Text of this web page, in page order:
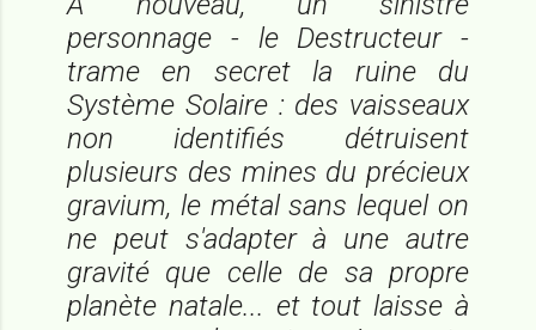
personnage - le Destructeur -
trame en secret la ruine du
Système Solaire : des vaisseaux
non identifiés détruisent
plusieurs des mines du précieux
gravium, le métal sans lequel on
ne peut s'adapter à une autre
gravité que celle de sa propre
planète natale... et tout laisse à